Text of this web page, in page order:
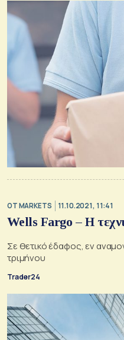
OT MARKETS 11.10.2021, 11:41
Wells Fargo – Η
Σε θετικό έδαφος, εν
τριμήνου
Trader24